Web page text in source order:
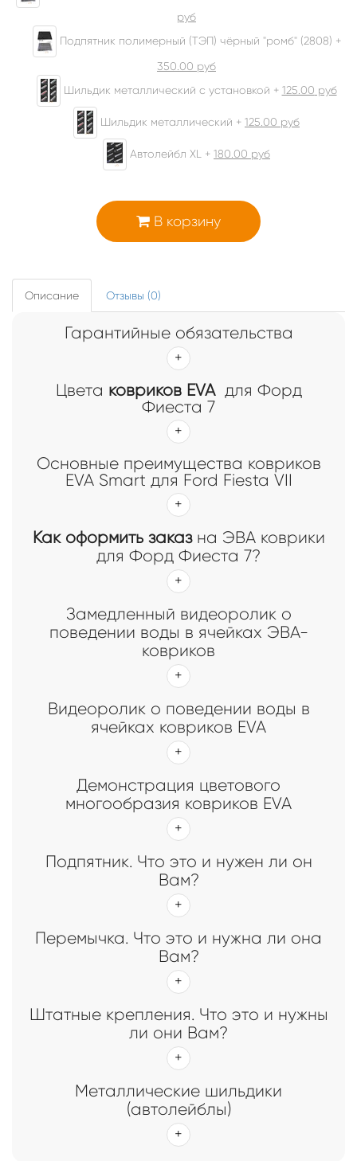
руб
Подпятник полимерный (ТЭП) чёрный "ромб" (2808) +
350.00 руб
Шильдик металлический с установкой + 125.00 руб
Шильдик металлический + 125.00 руб
Автолейбл XL + 180.00 руб
В корзину
Описание Отзывы (0)
Гарантийные обязательства
Цвета ковриков EVAдля Форд
Фиеста 7
Основные преимущества ковриков
EVA Smart для Ford Fiesta VII
Как оформить заказна ЭВА коврики
для Форд Фиеста 7?
Замедленный видеоролик о
поведении воды в ячейках ЭВА-
ковриков
Видеоролик о поведении воды в
ячейках ковриков EVA
Демонстрация цветового
многообразия ковриков EVA
Подпятник. Что это и нужен ли он
Вам?
Перемычка. Что это и нужна ли она
Вам?
Штатные крепления. Что это и нужны
ли они Вам?
Металлические шильдики
(автолейблы)